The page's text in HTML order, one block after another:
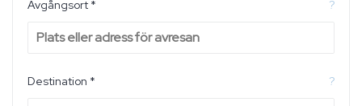
Avgångsort * ?
Destination * ?